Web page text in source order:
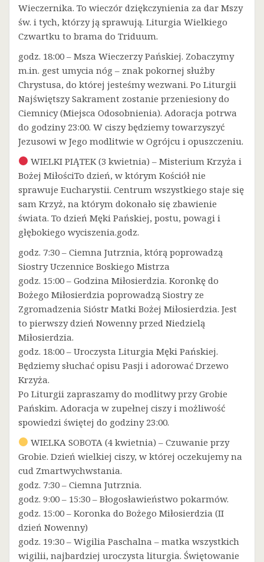
Wieczernika. To wieczór dziękczynienia za dar Mszy
św. i tych, którzy ją sprawują. Liturgia Wielkiego
Czwartku to brama do Triduum.
godz. 18:00 – Msza Wieczerzy Pańskiej. Zobaczymy
m.in. gest umycia nóg – znak pokornej służby
Chrystusa, do której jesteśmy wezwani. Po Liturgii
Najświętszy Sakrament zostanie przeniesiony do
Ciemnicy (Miejsca Odosobnienia). Adoracja potrwa
do godziny 23:00. W ciszy będziemy towarzyszyć
Jezusowi w Jego modlitwie w Ogrójcu i opuszczeniu.
WIELKI PIĄTEK (3 kwietnia) – Misterium Krzyża i
Bożej MiłościTo dzień, w którym Kościół nie
sprawuje Eucharystii. Centrum wszystkiego staje się
sam Krzyż, na którym dokonało się zbawienie
świata. To dzień Męki Pańskiej, postu, powagi i
głębokiego wyciszenia.godz.
godz. 7:30 – Ciemna Jutrznia, którą poprowadzą
Siostry Uczennice Boskiego Mistrza
godz. 15:00 – Godzina Miłosierdzia. Koronkę do
Bożego Miłosierdzia poprowadzą Siostry ze
Zgromadzenia Sióstr Matki Bożej Miłosierdzia. Jest
to pierwszy dzień Nowenny przed Niedzielą
Miłosierdzia.
godz. 18:00 – Uroczysta Liturgia Męki Pańskiej.
Będziemy słuchać opisu Pasji i adorować Drzewo
Krzyża.
Po Liturgii zapraszamy do modlitwy przy Grobie
Pańskim. Adoracja w zupełnej ciszy i możliwość
spowiedzi świętej do godziny 23:00.
WIELKA SOBOTA (4 kwietnia) – Czuwanie przy
Grobie. Dzień wielkiej ciszy, w której oczekujemy na
cud Zmartwychwstania.
godz. 7:30 – Ciemna Jutrznia.
godz. 9:00 – 15:30 – Błogosławieństwo pokarmów.
godz. 15:00 – Koronka do Bożego Miłosierdzia (II
dzień Nowenny)
godz. 19:30 – Wigilia Paschalna – matka wszystkich
wigilii, najbardziej uroczysta liturgia. Świętowanie